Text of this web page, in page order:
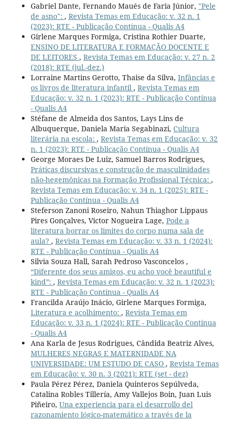
Gabriel Dante, Fernando Maués de Faria Júnior, "Pele
de asno": , Revista Temas em Educação: v. 32 n. 1
(2023): RTE - Publicação Contínua - Qualis A4
Girlene Marques Formiga, Cristina Rothier Duarte,
ENSINO DE LITERATURA E FORMAÇÃO DOCENTE E
DE LEITORES , Revista Temas em Educação: v. 27 n. 2
(2018): RTE (jul.-dez.)
Lorraine Martins Gerotto, Thaise da Silva, Infâncias e
os livros de literatura infantil , Revista Temas em
Educação: v. 32 n. 1 (2023): RTE - Publicação Contínua
- Qualis A4
Stéfane de Almeida dos Santos, Lays Lins de
Albuquerque, Daniela Maria Segabinazi, Cultura
literária na escola: , Revista Temas em Educação: v. 32
n. 1 (2023): RTE - Publicação Contínua - Qualis A4
George Moraes De Luiz, Samuel Barros Rodrigues,
Práticas discursivas e construção de masculinidades
não-hegemônicas na Formação Profissional Técnica: ,
Revista Temas em Educação: v. 34 n. 1 (2025): RTE -
Publicação Contínua - Qualis A4
Steferson Zanoni Roseiro, Nahun Thiaghor Lippaus
Pires Gonçalves, Victor Nogueira Lage, Pode a
literatura borrar os limites do corpo numa sala de
aula? , Revista Temas em Educação: v. 33 n. 1 (2024):
RTE - Publicação Contínua - Qualis A4
Silvia Souza Hall, Sarah Pedroso Vasconcelos ,
“Diferente dos seus amigos, eu acho você beautiful e
kind”: , Revista Temas em Educação: v. 32 n. 1 (2023):
RTE - Publicação Contínua - Qualis A4
Francilda Araújo Inácio, Girlene Marques Formiga,
Literatura e acolhimento: , Revista Temas em
Educação: v. 33 n. 1 (2024): RTE - Publicação Contínua
- Qualis A4
Ana Karla de Jesus Rodrigues, Cândida Beatriz Alves,
MULHERES NEGRAS E MATERNIDADE NA
UNIVERSIDADE: UM ESTUDO DE CASO , Revista Temas
em Educação: v. 30 n. 3 (2021): RTE (set - dez)
Paula Pérez Pérez, Daniela Quinteros Sepúlveda,
Catalina Robles Tillería, Amy Vallejos Boin, Juan Luis
Piñeiro, Una experiencia para el desarrollo del
razonamiento lógico-matemático a través de la